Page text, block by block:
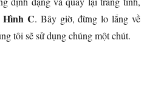
Hình C. Bây giờ, đừng lo lắng về
tôi sẽ sử dụng chúng một chút.